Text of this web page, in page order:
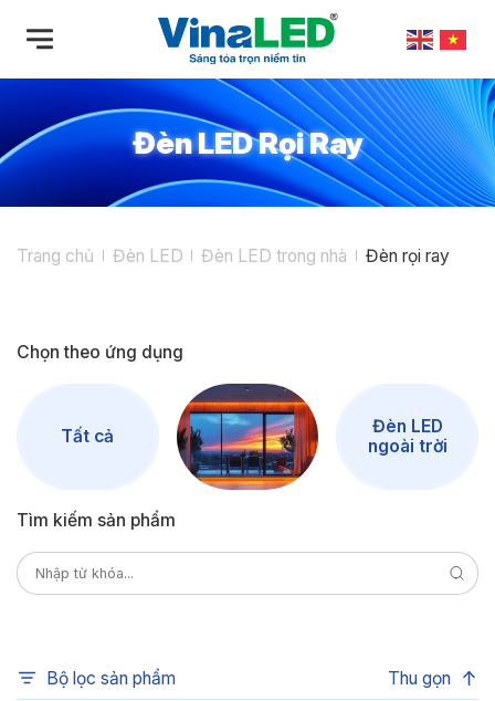
qua
nội
dung
Đèn LED Rọi Ray
Trang chủ Đèn LED Đèn LED trong nhà Đèn rọi ray
Chọn theo ứng dụng
Tất cả
Đèn LED
ngoài trời
Tìm kiếm sản phẩm
Bộ lọc sản phẩm Thu gọn